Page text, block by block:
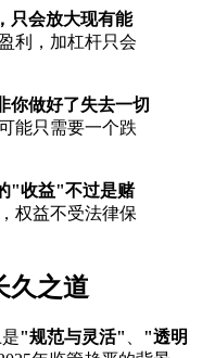
只会放大现有能
利，加杠杆只会
你做好了失去一切
能只需要一个跌
"收益"不过是赌
权益不受法律保
久之道
"规范与灵活"
"透明